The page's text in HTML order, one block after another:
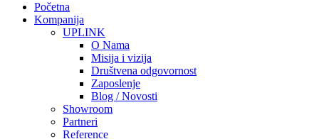
Početna
Kompanija
UPLINK
O Nama
Misija i vizija
Društvena odgovornost
Zaposlenje
Blog / Novosti
Showroom
Partneri
Reference